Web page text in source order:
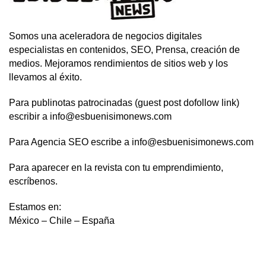
Somos una aceleradora de negocios digitales
especialistas en contenidos, SEO, Prensa, creación de
medios. Mejoramos rendimientos de sitios web y los
llevamos al éxito.
Para publinotas patrocinadas (guest post dofollow link)
escribir a info@esbuenisimonews.com
Para Agencia SEO escribe a info@esbuenisimonews.com
Para aparecer en la revista con tu emprendimiento,
escríbenos.
Estamos en:
México – Chile – España